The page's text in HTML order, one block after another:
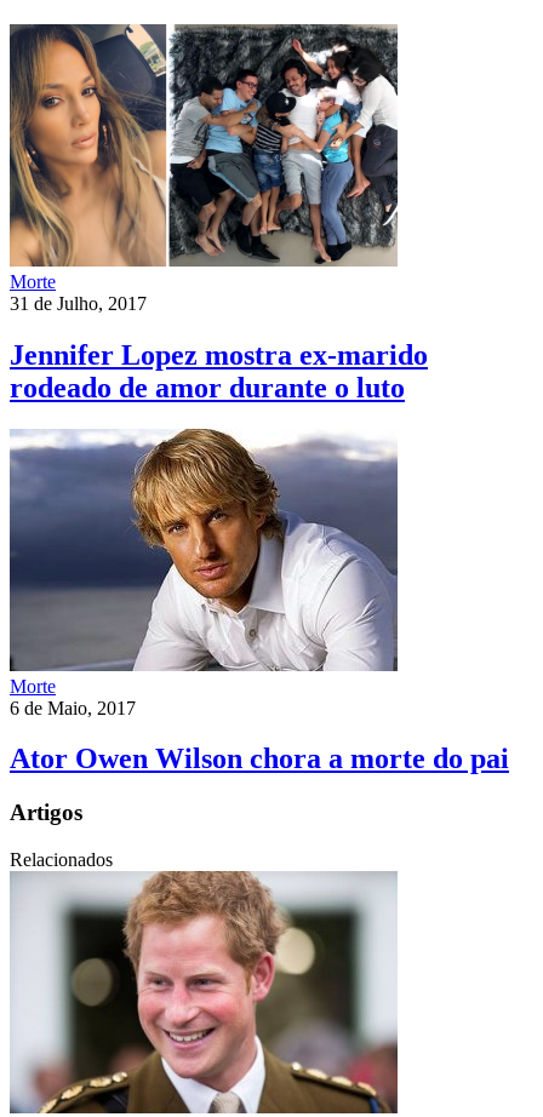
Morte
31 de Julho, 2017
Jennifer Lopez mostra ex-marido
rodeado de amor durante o luto
Morte
6 de Maio, 2017
Ator Owen Wilson chora a morte do pai
Artigos
Relacionados